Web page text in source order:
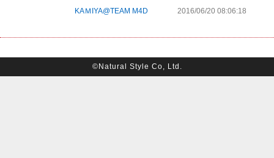
KAＭIYA@TEAM M4D 2016/06/20 08:06:18
©Natural Style Co, Ltd.